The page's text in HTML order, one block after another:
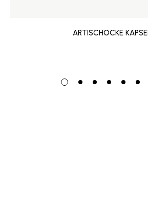
ARTISCHOCKE